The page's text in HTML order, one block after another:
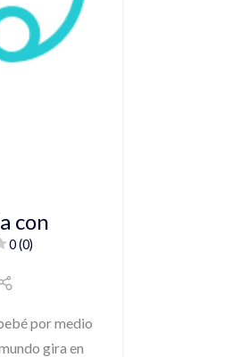
con
0 (0)
por medio
gira en